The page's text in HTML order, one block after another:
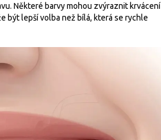
Některé barvy mohou zvýraznit krvácení
být lepší volba než bílá, která se rychle